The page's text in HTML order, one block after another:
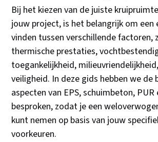
Bij het kiezen van de juiste
jouw project, is het belangrijk om een
vinden tussen verschillende factoren,
thermische prestaties,
toegankelijkheid,
veiligheid. In deze gids hebben we de
aspecten van EPS, schuimbeton,
besproken, zodat je een
kunt nemen op basis van jouw
voorkeuren.